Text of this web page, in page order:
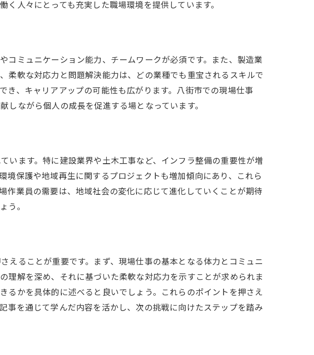
な探し方
ブサイトの紹介
件の設定方法
と対策
事の種類
の特徴
ト体制
成功ポイント
仕事の魅力
の魅力とは
活用事例
仕事の魅力
の選び方
人々にとっても充実した職場環境を提供しています。
コミュニケーション能力、チームワークが必須です。また、製造業
柔軟な対応力と問題解決能力は、どの業種でも重宝されるスキルで
、キャリアアップの可能性も広がります。八街市での現場仕事
ながら個人の成長を促進する場となっています。
います。特に建設業界や土木工事など、インフラ整備の重要性が増
保護や地域再生に関するプロジェクトも増加傾向にあり、これら
作業員の需要は、地域社会の変化に応じて進化していくことが期待
う。
えることが重要です。まず、現場仕事の基本となる体力とコミュニ
理解を深め、それに基づいた柔軟な対応力を示すことが求められま
るかを具体的に述べると良いでしょう。これらのポイントを押さえ
事を通じて学んだ内容を活かし、次の挑戦に向けたステップを踏み